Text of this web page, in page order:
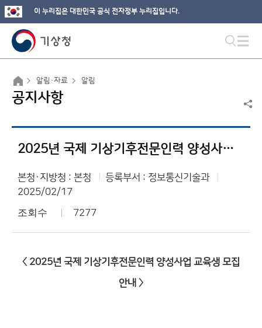
이 누리집은 대한민국 공식 전자정부 누리집입니다.
알림·자료 알림
공지사항
2025년 국제 기상기후전문인력 양성사업 교육생 모집 안내
본청·지방청 : 본청
등록부서 : 정보통신기술과
2025/02/17
조회수 7277
〈 2025년 국제 기상기후전문인력 양성사업 교육생 모집
안내 〉